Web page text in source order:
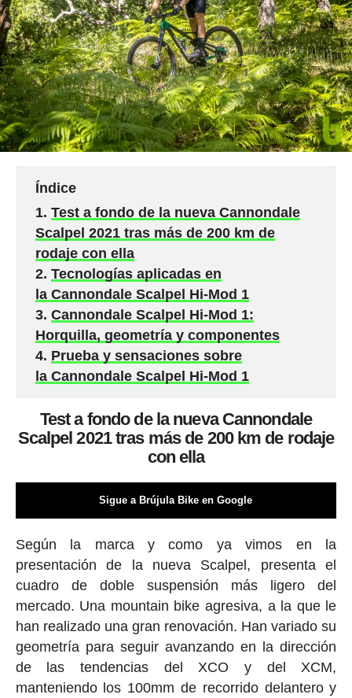
Índice
Test a fondo de la nueva Cannondale
Scalpel 2021 tras más de 200 km de
rodaje con ella
Tecnologías aplicadas en
la Cannondale Scalpel Hi-Mod 1
Cannondale Scalpel Hi-Mod 1:
Horquilla, geometría y componentes
Prueba y sensaciones sobre
la Cannondale Scalpel Hi-Mod 1
Test a fondo de la nueva Cannondale
Scalpel 2021 tras más de 200 km de rodaje
con ella
Sigue a Brújula Bike en Google
Según la marca y como ya vimos en la
presentación de la nueva Scalpel, presenta el
cuadro de doble suspensión más ligero del
mercado. Una mountain bike agresiva, a la que le
han realizado una gran renovación. Han variado su
geometría para seguir avanzando en la dirección
de las tendencias del XCO y del XCM,
manteniendo los 100mm de recorrido delantero y